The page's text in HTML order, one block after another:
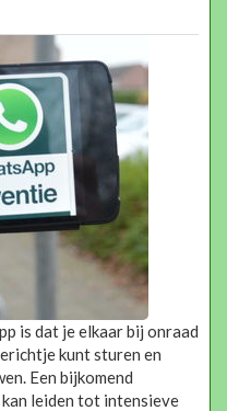
is dat je elkaar bij onraad
kunt sturen en
Een bijkomend
leiden tot intensieve